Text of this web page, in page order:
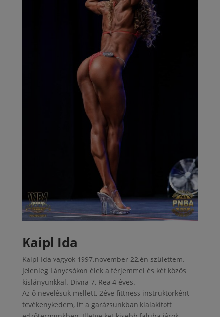
Kaipl Ida
Kaipl Ida vagyok 1997.november 22.én születtem.
Jelenleg Lánycsókon élek a férjemmel és két közös
kislányunkkal. Divna 7, Rea 4 éves.
Az ő nevelésük mellett, 2éve fittness instruktorként
tevékenykedem, itt a garázsunkban kialakított